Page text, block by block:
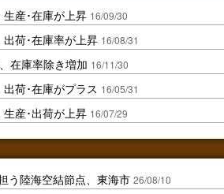
産･在庫が上昇 16/09/30
荷･在庫率が上昇 16/08/31
在庫率除き増加 16/11/30
荷･在庫がプラス 16/05/31
産･出荷が上昇 16/07/29
う陸海空結節点、東海市 26/08/10